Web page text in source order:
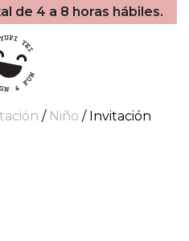
de 4 a 8 horas hábiles.
/ Niño / Invitación